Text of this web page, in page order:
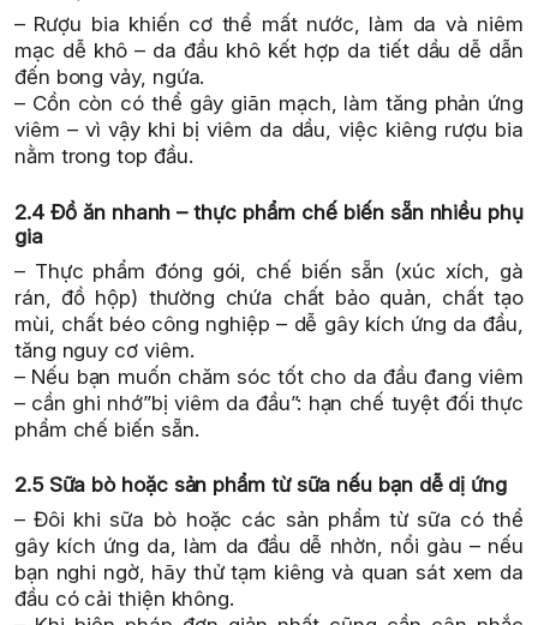
– Rượu bia khiến cơ thể mất nước, làm da và niêm
mạc dễ khô – da đầu khô kết hợp da tiết dầu dễ dẫn
đến bong vảy, ngứa.
– Cồn còn có thể gây giãn mạch, làm tăng phản ứng
viêm – vì vậy khi bị viêm da dầu, việc kiêng rượu bia
nằm trong top đầu.
2.4 Đồ ăn nhanh – thực phẩm chế biến sẵn nhiều phụ
gia
– Thực phẩm đóng gói, chế biến sẵn (xúc xích, gà
rán, đồ hộp) thường chứa chất bảo quản, chất tạo
mùi, chất béo công nghiệp – dễ gây kích ứng da đầu,
tăng nguy cơ viêm.
– Nếu bạn muốn chăm sóc tốt cho da đầu đang viêm
– cần ghi nhớ”bị viêm da đầu”: hạn chế tuyệt đối thực
phẩm chế biến sẵn.
2.5 Sữa bò hoặc sản phẩm từ sữa nếu bạn dễ dị ứng
– Đôi khi sữa bò hoặc các sản phẩm từ sữa có thể
gây kích ứng da, làm da đầu dễ nhờn, nổi gàu – nếu
bạn nghi ngờ, hãy thử tạm kiêng và quan sát xem da
đầu có cải thiện không.